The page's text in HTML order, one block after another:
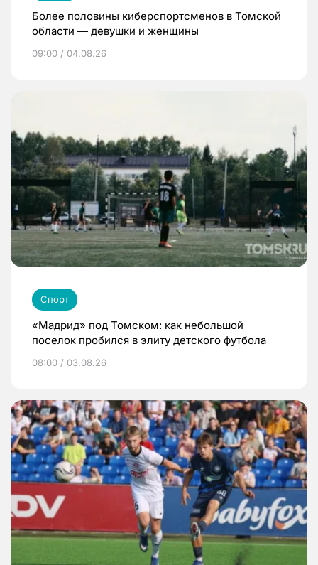
Более половины киберспортсменов в Томской
области — девушки и женщины
09:00 / 04.08.26
Спорт
«Мадрид» под Томском: как небольшой
поселок пробился в элиту детского футбола
08:00 / 03.08.26